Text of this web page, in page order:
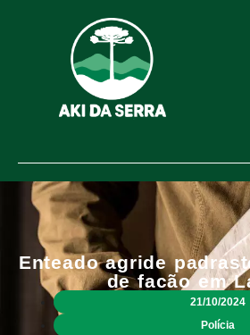
Enteado agride
de facão em
21/10/2024
Polícia